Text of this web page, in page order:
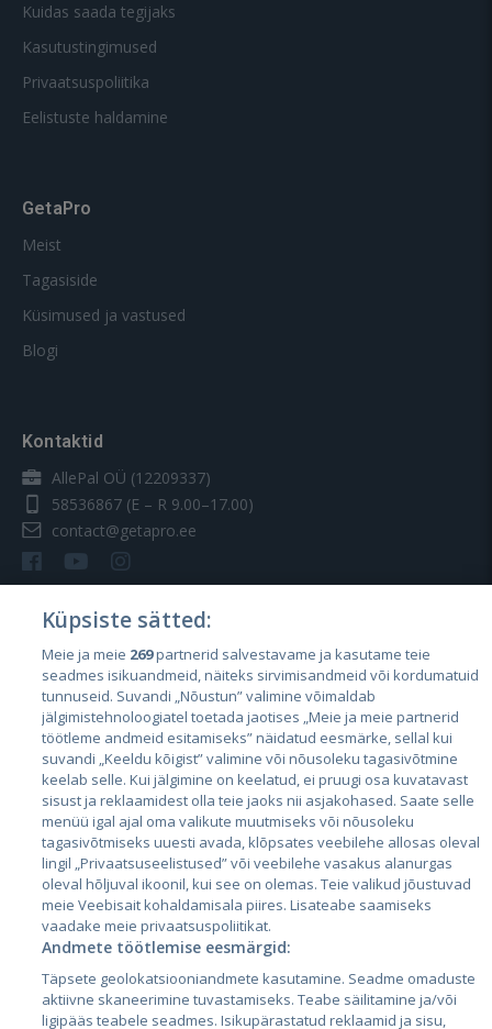
Kuidas saada tegijaks
Kasutustingimused
Privaatsuspoliitika
Eelistuste haldamine
GetaPro
Meist
Tagasiside
Küsimused ja vastused
Blogi
Kontaktid
AllePal OÜ (12209337)
58536867 (E – R 9.00–17.00)
contact@getapro.ee
Riigid
Eesti
Läti
Leedu
City24.lv
City24.ee
GetaPro.lv
CVbankas.lt
Kainos.lt
Paslaugos.lt
Küpsiste sätted:
Meie ja meie 269partnerid salvestavame ja kasutame teie
seadmes isikuandmeid, näiteks sirvimisandmeid või kordumatuid
tunnuseid. Suvandi „Nõustun” valimine võimaldab
jälgimistehnoloogiatel toetada jaotises „Meie ja meie partnerid
töötleme andmeid esitamiseks” näidatud eesmärke, sellal kui
suvandi „Keeldu kõigist” valimine või nõusoleku tagasivõtmine
keelab selle. Kui jälgimine on keelatud, ei pruugi osa kuvatavast
sisust ja reklaamidest olla teie jaoks nii asjakohased. Saate selle
menüü igal ajal oma valikute muutmiseks või nõusoleku
tagasivõtmiseks uuesti avada, klõpsates veebilehe allosas oleval
lingil „Privaatsuseelistused” või veebilehe vasakus alanurgas
oleval hõljuval ikoonil, kui see on olemas. Teie valikud jõustuvad
meie Veebisait kohaldamisala piires. Lisateabe saamiseks
vaadake meie privaatsuspoliitikat.
Andmete töötlemise eesmärgid:
Täpsete geolokatsiooniandmete kasutamine. Seadme omaduste
aktiivne skaneerimine tuvastamiseks. Teabe säilitamine ja/või
ligipääs teabele seadmes. Isikupärastatud reklaamid ja sisu,